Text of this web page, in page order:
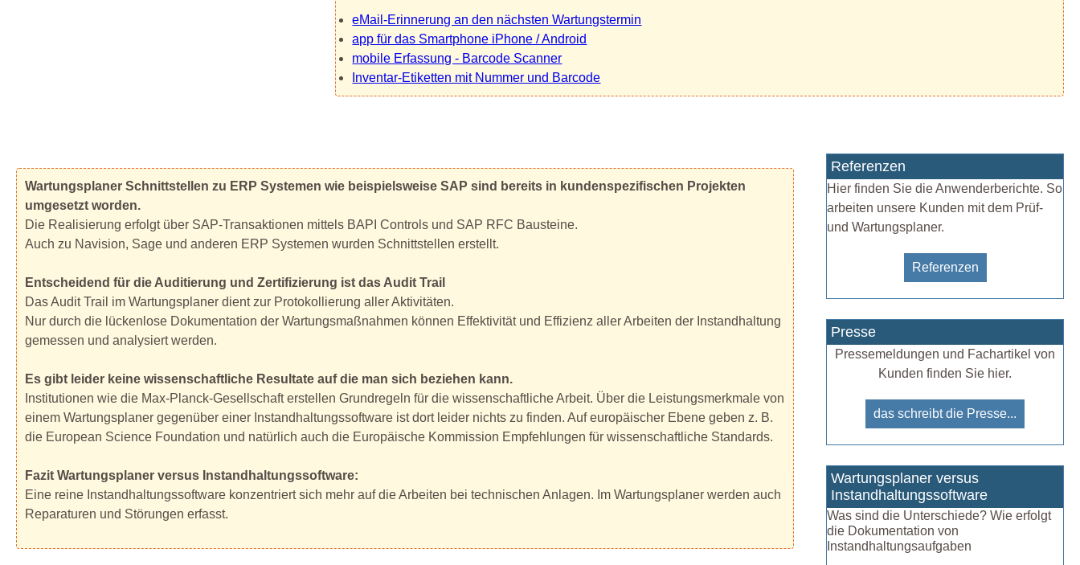
eMail-Erinnerung an den nächsten Wartungstermin
app für das Smartphone iPhone / Android
mobile Erfassung - Barcode Scanner
Inventar-Etiketten mit Nummer und Barcode
Wartungsplaner Schnittstellen zu ERP Systemen wie beispielsweise SAP sind bereits in kundenspezifischen Projekten
umgesetzt worden.
Die Realisierung erfolgt über SAP-Transaktionen mittels BAPI Controls und SAP RFC Bausteine.
Auch zu Navision, Sage und anderen ERP Systemen wurden Schnittstellen erstellt.
Entscheidend für die Auditierung und Zertifizierung ist das Audit Trail
Das Audit Trail im Wartungsplaner dient zur Protokollierung aller Aktivitäten.
Nur durch die lückenlose Dokumentation der Wartungsmaßnahmen können Effektivität und Effizienz aller Arbeiten der Instandhaltung
gemessen und analysiert werden.
Es gibt leider keine wissenschaftliche Resultate auf die man sich beziehen kann.
Institutionen wie die Max-Planck-Gesellschaft erstellen Grundregeln für die wissenschaftliche Arbeit. Über die Leistungsmerkmale von
einem Wartungsplaner gegenüber einer Instandhaltungssoftware ist dort leider nichts zu finden. Auf europäischer Ebene geben z. B.
die European Science Foundation und natürlich auch die Europäische Kommission Empfehlungen für wissenschaftliche Standards.
Fazit Wartungsplaner versus Instandhaltungssoftware:
Eine reine Instandhaltungssoftware konzentriert sich mehr auf die Arbeiten bei technischen Anlagen. Im Wartungsplaner werden auch
Reparaturen und Störungen erfasst.
Referenzen
Hier finden Sie die Anwenderberichte. So
arbeiten unsere Kunden mit dem Prüf-
und Wartungsplaner.
Referenzen
Presse
Pressemeldungen und Fachartikel von
Kunden finden Sie hier.
das schreibt die Presse...
Wartungsplaner versus
Instandhaltungssoftware
Was sind die Unterschiede? Wie erfolgt
die Dokumentation von
Instandhaltungsaufgaben